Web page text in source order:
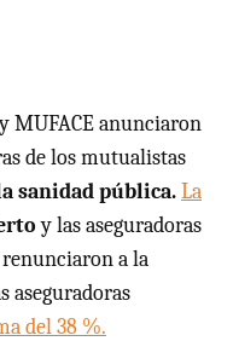
MUFACE anunciaron
de los mutualistas
sanidad pública.La
y las aseguradoras
renunciaron a la
aseguradoras
del 38 %.